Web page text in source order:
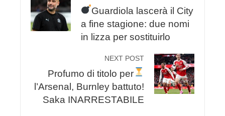
Guardiola lascerà il City
a fine stagione: due nomi
in lizza per sostituirlo
NEXT POST
Profumo di titolo per
l’Arsenal, Burnley battuto!
Saka INARRESTABILE